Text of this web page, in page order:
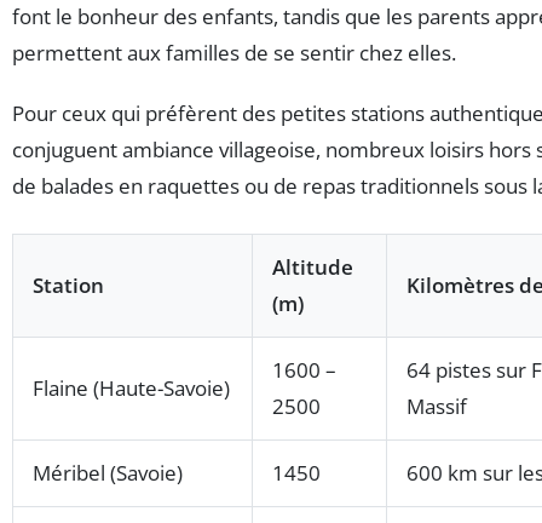
font le bonheur des enfants, tandis que les parents
permettent aux familles de se sentir chez elles.
Pour ceux qui préfèrent des petites stations
conjuguent ambiance villageoise, nombreux loisirs
de balades en raquettes ou de repas traditionnels
Station
Altitude
(m)
Kilomètres
Flaine (Haute-Savoie)
1600 –
2500
64 pistes sur
Massif
Méribel (Savoie) 1450 600 km sur